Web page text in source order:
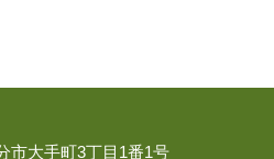
市大手町3丁目1番1号